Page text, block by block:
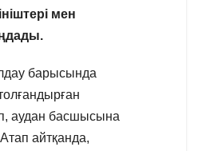
мен
барысында
аудан басшысына
айтқанда,